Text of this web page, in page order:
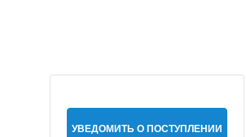
УВЕДОМИТЬ О ПОСТУПЛЕНИИ